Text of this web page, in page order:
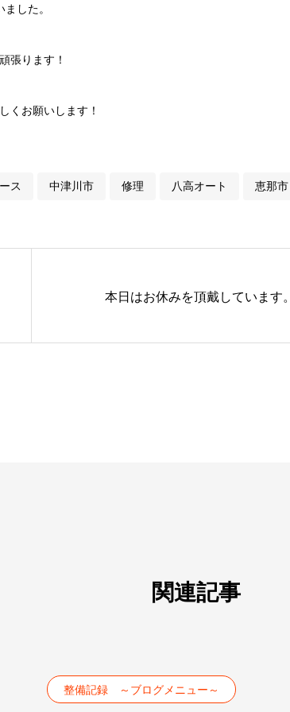
した。
張ります！
くお願いします！
ス 中津川市 修理 八高オート 恵那市
本日はお休みを頂戴しています。
関連記事
整備記録 ～ブログメニュー～